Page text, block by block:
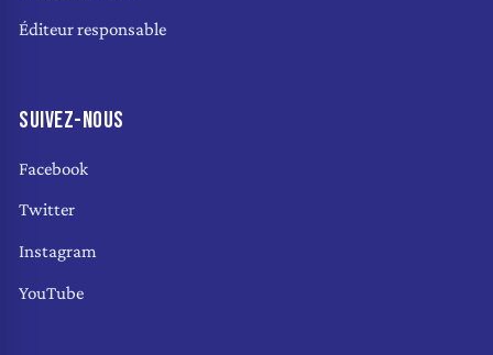
Éditeur responsable
SUIVEZ-NOUS
Facebook
Twitter
Instagram
YouTube